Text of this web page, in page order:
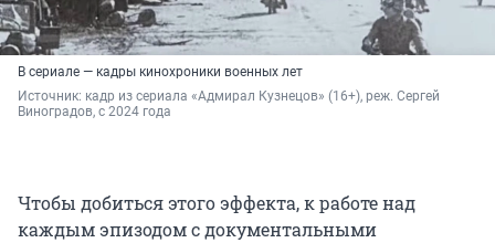
В сериале — кадры кинохроники военных лет
Источник: кадр из сериала «Адмирал Кузнецов» (16+), реж. Сергей
Виноградов, с 2024 года
Чтобы добиться этого эффекта, к работе над
каждым эпизодом с документальными